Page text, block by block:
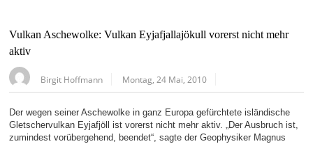
Vulkan Aschewolke: Vulkan Eyjafjallajökull vorerst nicht mehr
aktiv
Birgit Hoffmann Montag, 24 Mai, 2010
Der wegen seiner Aschewolke in ganz Europa gefürchtete isländische
Gletschervulkan Eyjafjöll ist vorerst nicht mehr aktiv. „Der Ausbruch ist,
zumindest vorübergehend, beendet“, sagte der Geophysiker Magnus